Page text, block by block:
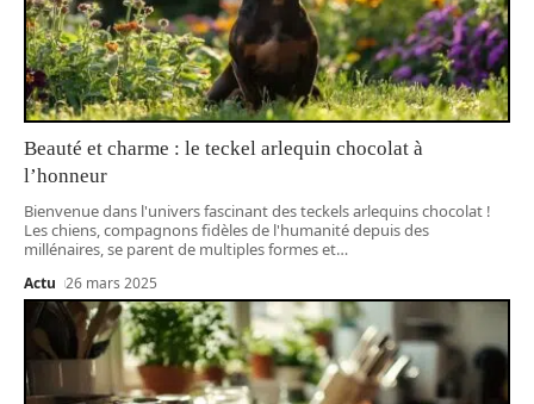
Beauté et charme : le teckel arlequin chocolat à
l’honneur
Bienvenue dans l'univers fascinant des teckels arlequins chocolat !
Les chiens, compagnons fidèles de l'humanité depuis des
millénaires, se parent de multiples formes et…
Actu 26 mars 2025